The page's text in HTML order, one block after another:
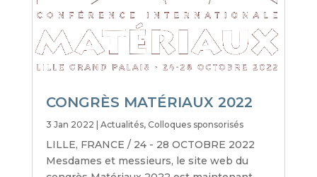
CONGRÈS MATÉRIAUX 2022
3 Jan 2022 Actualités, Colloques sponsorisés
LILLE, FRANCE / 24 - 28 OCTOBRE 2022
Mesdames et messieurs, le site web du